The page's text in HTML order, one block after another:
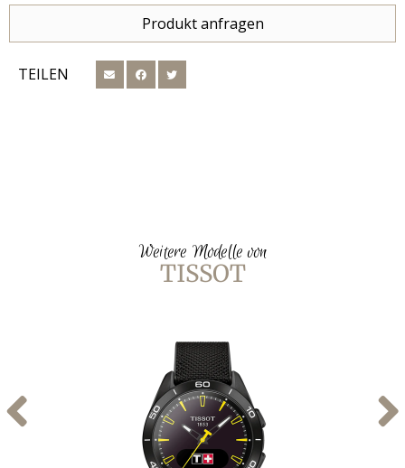
Produkt anfragen
TEILEN
Weitere Modelle von
TISSOT